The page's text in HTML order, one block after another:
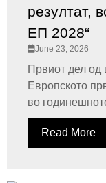
резултат,
ЕП 2028“
June 23, 2026
Првиот дел од
Европското
во
Read More